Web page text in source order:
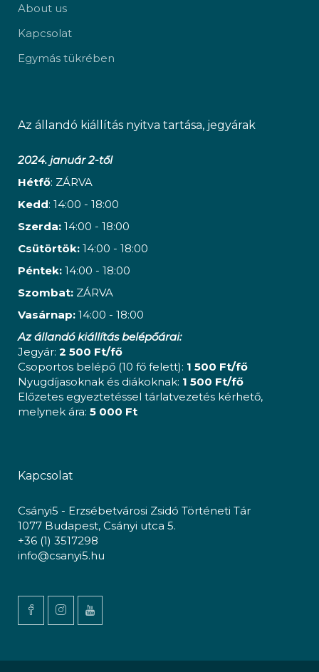
About us
Kapcsolat
Egymás tükrében
Az állandó kiállítás nyitva tartása, jegyárak
2024. január 2-től
Hétfő: ZÁRVA
Kedd: 14:00 - 18:00
Szerda: 14:00 - 18:00
Csütörtök: 14:00 - 18:00
Péntek: 14:00 - 18:00
Szombat: ZÁRVA
Vasárnap: 14:00 - 18:00
Az állandó kiállítás belépőárai:
Jegyár: 2 500 Ft/fő
Csoportos belépő (10 fő felett): 1 500 Ft/fő
Nyugdíjasoknak és diákoknak: 1 500 Ft/fő
Előzetes egyeztetéssel tárlatvezetés kérhető,
melynek ára: 5 000 Ft
Kapcsolat
Csányi5 - Erzsébetvárosi Zsidó Történeti Tár
1077 Budapest, Csányi utca 5.
+36 (1) 3517298
info@csanyi5.hu